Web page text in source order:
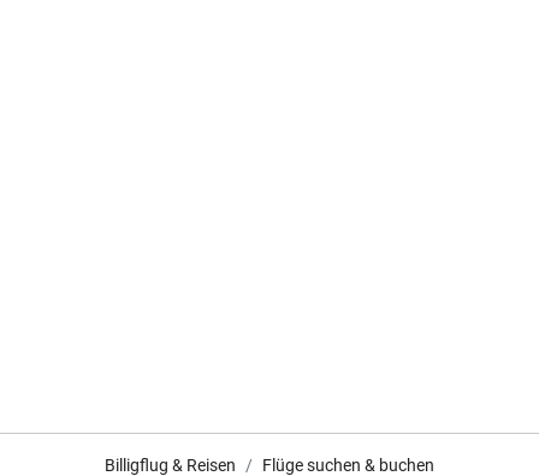
Billigflug & Reisen Flüge suchen & buchen